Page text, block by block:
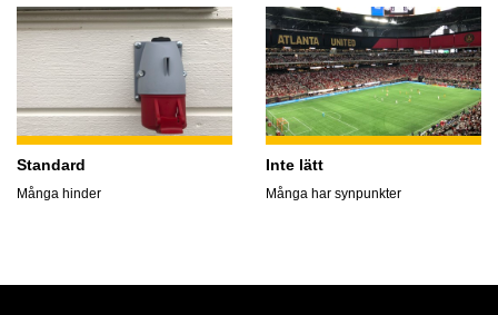
Standard
Många hinder
Inte lätt
Många har synpunkter